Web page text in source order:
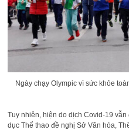
Ngày chạy Olympic vì sức khỏe
Tuy nhiên, hiện do dịch Covid-19
dục Thể thao đề nghị Sở Văn hóa,